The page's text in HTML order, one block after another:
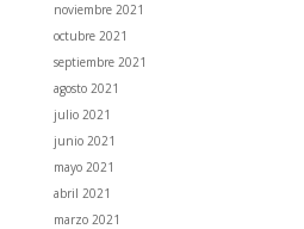
noviembre 2021
octubre 2021
septiembre 2021
agosto 2021
julio 2021
junio 2021
mayo 2021
abril 2021
marzo 2021